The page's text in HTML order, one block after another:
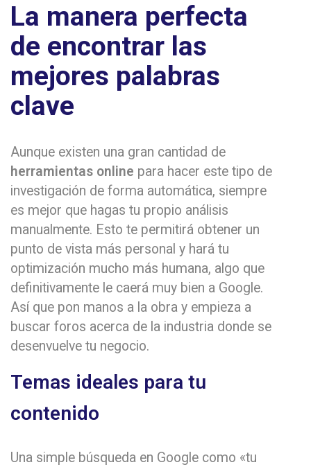
La manera perfecta
de encontrar las
mejores palabras
clave
Aunque existen una gran cantidad de
herramientas online para hacer este tipo de
investigación de forma automática, siempre
es mejor que hagas tu propio análisis
manualmente. Esto te permitirá obtener un
punto de vista más personal y hará tu
optimización mucho más humana, algo que
definitivamente le caerá muy bien a Google.
Así que pon manos a la obra y empieza a
buscar foros acerca de la industria donde se
desenvuelve tu negocio.
Temas ideales para tu
contenido
Una simple búsqueda en Google como «tu